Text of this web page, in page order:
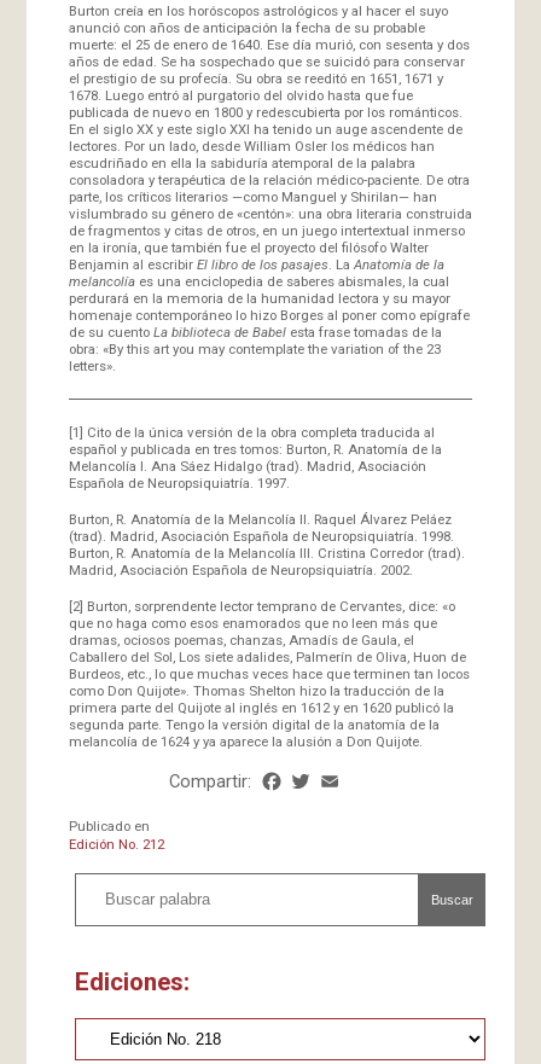
Burton creía en los horóscopos astrológicos y al hacer el suyo
anunció con años de anticipación la fecha de su probable
muerte: el 25 de enero de 1640. Ese día murió, con sesenta y dos
años de edad. Se ha sospechado que se suicidó para conservar
el prestigio de su profecía. Su obra se reeditó en 1651, 1671 y
1678. Luego entró al purgatorio del olvido hasta que fue
publicada de nuevo en 1800 y redescubierta por los románticos.
En el siglo XX y este siglo XXI ha tenido un auge ascendente de
lectores. Por un lado, desde William Osler los médicos han
escudriñado en ella la sabiduría atemporal de la palabra
consoladora y terapéutica de la relación médico-paciente. De otra
parte, los críticos literarios —como Manguel y Shirilan— han
vislumbrado su género de «centón»: una obra literaria construida
de fragmentos y citas de otros, en un juego intertextual inmerso
en la ironía, que también fue el proyecto del filósofo Walter
Benjamin al escribir El libro de los pasajes . La Anatomía de la
melancolíaes una enciclopedia de saberes abismales, la cual
perdurará en la memoria de la humanidad lectora y su mayor
homenaje contemporáneo lo hizo Borges al poner como epígrafe
de su cuento La biblioteca de Babel esta frase tomadas de la
obra: «By this art you may contemplate the variation of the 23
letters».
[1] Cito de la única versión de la obra completa traducida al
español y publicada en tres tomos: Burton, R. Anatomía de la
Melancolía I. Ana Sáez Hidalgo (trad). Madrid, Asociación
Española de Neuropsiquiatría. 1997.
Burton, R. Anatomía de la Melancolía II. Raquel Álvarez Peláez
(trad). Madrid, Asociación Española de Neuropsiquiatría. 1998.
Burton, R. Anatomía de la Melancolía III. Cristina Corredor (trad).
Madrid, Asociación Española de Neuropsiquiatría. 2002.
[2] Burton, sorprendente lector temprano de Cervantes, dice: «o
que no haga como esos enamorados que no leen más que
dramas, ociosos poemas, chanzas, Amadís de Gaula, el
Caballero del Sol, Los siete adalides, Palmerín de Oliva, Huon de
Burdeos, etc., lo que muchas veces hace que terminen tan locos
como Don Quijote». Thomas Shelton hizo la traducción de la
primera parte del Quijote al inglés en 1612 y en 1620 publicó la
segunda parte. Tengo la versión digital de la anatomía de la
melancolía de 1624 y ya aparece la alusión a Don Quijote.
Compartir: Facebook
Twitter
Publicado en
Edición No. 212
Buscar
Ediciones: